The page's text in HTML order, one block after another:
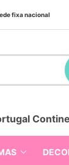
fixa nacional